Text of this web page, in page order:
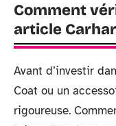
Comment
article
Avant d’investir
Coat ou un
rigoureuse.